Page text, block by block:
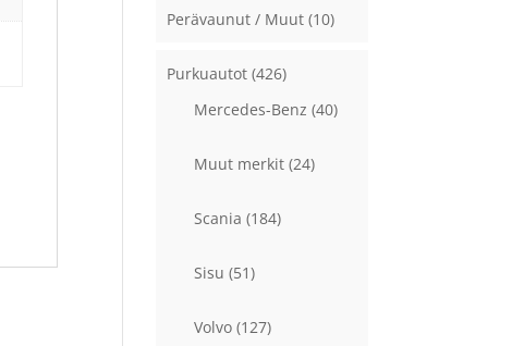
Perävaunut / Muut (10)
Purkuautot (426)
Mercedes-Benz (40)
Muut merkit (24)
Scania (184)
Sisu (51)
Volvo (127)